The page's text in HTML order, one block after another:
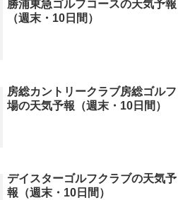
勝浦東急ゴルフコースの天気予報
（週末・10日間）
房総カントリークラブ房総ゴルフ
場の天気予報（週末・10日間）
デイスターゴルフクラブの天気予
報（週末・10日間）